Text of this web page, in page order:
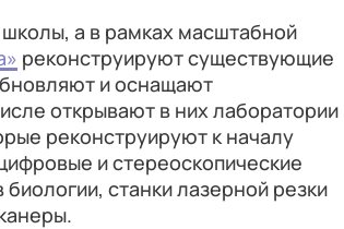
а в рамках масштабной
реконструируют существующие
и оснащают
открывают в них лаборатории
реконструируют к началу
и стереоскопические
станки лазерной резки